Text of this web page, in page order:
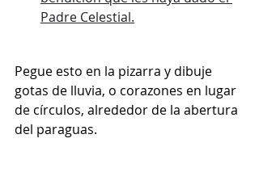
Padre Celestial.
Pegue esto en la pizarra y dibuje
gotas de lluvia, o corazones en lugar
de círculos, alrededor de la abertura
del paraguas.